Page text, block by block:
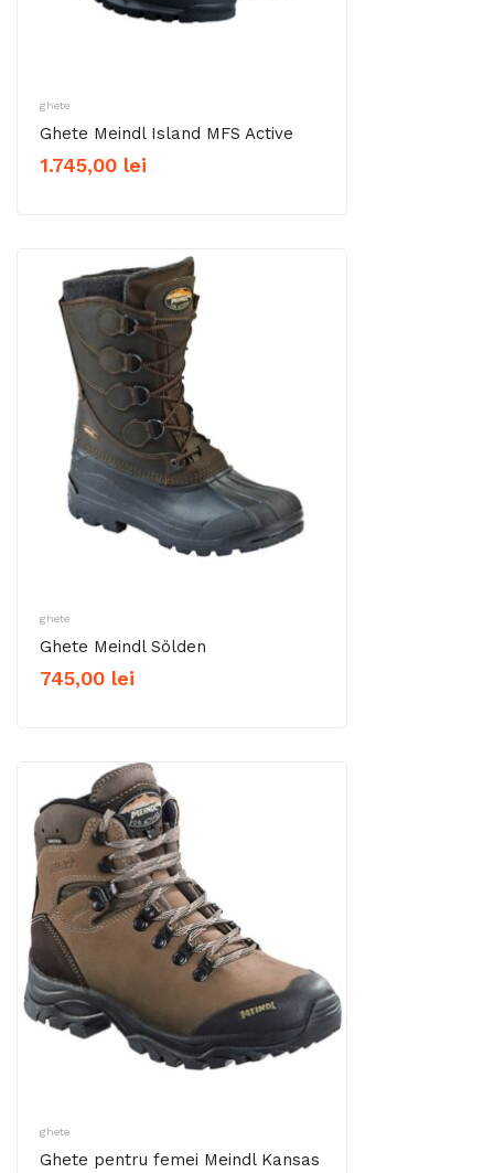
ghete
Ghete Meindl Island MFS Active
1.745,00 lei
ghete
Ghete Meindl Sölden
745,00 lei
ghete
Ghete pentru femei Meindl Kansas